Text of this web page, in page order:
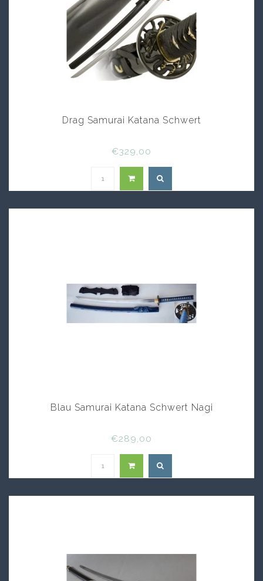
Drag Samurai Katana Schwert
€329,00
Blau Samurai Katana Schwert Nagi
€289,00